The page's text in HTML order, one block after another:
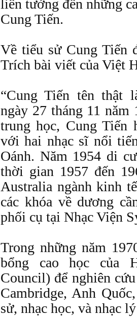
liên tưởng đến những
Cung Tiến.
Về tiểu sử Cung Tiến
Trích bài viết của Việt
“Cung Tiến tên thật
ngày 27 tháng 11
trung học, Cung Tiến
với hai nhạc sĩ nổi
Oánh. Năm 1954 di
thời gian 1957 đến
Australia ngành kinh
các khóa về dương
phối cụ tại Nhạc Viện
Trong những năm
bổng cao học của
Council) để nghiên
Cambridge, Anh
sử, nhạc học, và nhạc